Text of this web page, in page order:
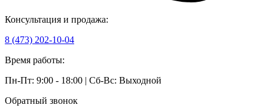
Консультация и продажа:
8 (473) 202-10-04
Время работы:
Пн-Пт: 9:00 - 18:00 | Сб-Вс: Выходной
Обратный звонок